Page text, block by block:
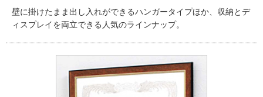
壁に掛けたまま出し入れができるハンガータイプほか、収納とデ
ィスプレイを両立できる人気のラインナップ。